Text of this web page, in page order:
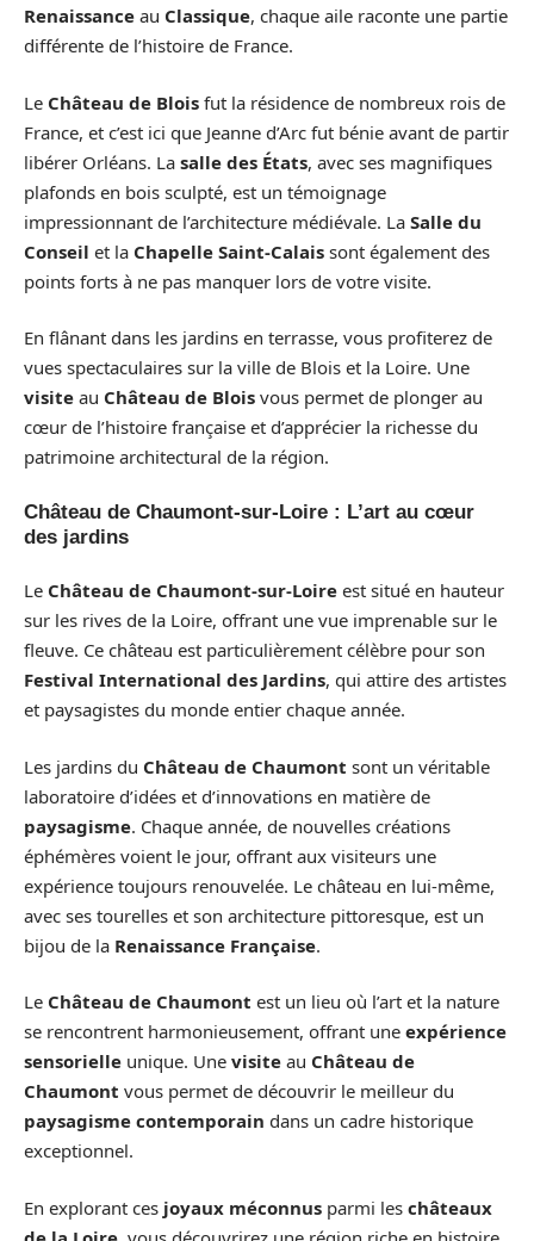
Renaissance au Classique, chaque aile raconte une partie
différente de l’histoire de France.
Le Château de Blois fut la résidence de nombreux rois de
France, et c’est ici que Jeanne d’Arc fut bénie avant de partir
libérer Orléans. La salle des États, avec ses magnifiques
plafonds en bois sculpté, est un témoignage
impressionnant de l’architecture médiévale. La Salle du
Conseil et la Chapelle Saint-Calais sont également des
points forts à ne pas manquer lors de votre visite.
En flânant dans les jardins en terrasse, vous profiterez de
vues spectaculaires sur la ville de Blois et la Loire. Une
visite au Château de Blois vous permet de plonger au
cœur de l’histoire française et d’apprécier la richesse du
patrimoine architectural de la région.
Château de Chaumont-sur-Loire : L’art au cœur
des jardins
Le Château de Chaumont-sur-Loire est situé en hauteur
sur les rives de la Loire, offrant une vue imprenable sur le
fleuve. Ce château est particulièrement célèbre pour son
Festival International des Jardins, qui attire des artistes
et paysagistes du monde entier chaque année.
Les jardins du Château de Chaumont sont un véritable
laboratoire d’idées et d’innovations en matière de
paysagisme. Chaque année, de nouvelles créations
éphémères voient le jour, offrant aux visiteurs une
expérience toujours renouvelée. Le château en lui-même,
avec ses tourelles et son architecture pittoresque, est un
bijou de la Renaissance Française.
Le Château de Chaumont est un lieu où l’art et la nature
se rencontrent harmonieusement, offrant une expérience
sensorielle unique. Une visite au Château de
Chaumont vous permet de découvrir le meilleur du
paysagisme contemporain dans un cadre historique
exceptionnel.
En explorant ces joyaux méconnus parmi les châteaux